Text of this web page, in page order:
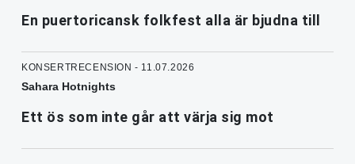
En puertoricansk folkfest alla är bjudna till
KONSERTRECENSION - 11.07.2026
Sahara Hotnights
Ett ös som inte går att värja sig mot